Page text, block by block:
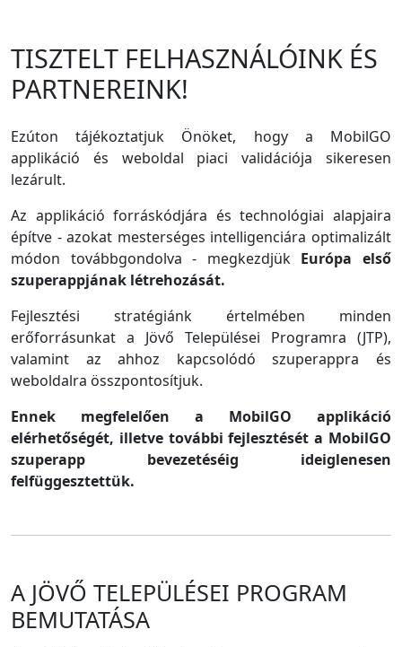
TISZTELT FELHASZNÁLÓINK ÉS
PARTNEREINK!
Ezúton tájékoztatjuk Önöket, hogy a MobilGO
applikáció és weboldal piaci validációja sikeresen
lezárult.
Az applikáció forráskódjára és technológiai alapjaira
építve - azokat mesterséges intelligenciára optimalizált
módon továbbgondolva - megkezdjük Európa első
szuperappjának létrehozását.
Fejlesztési stratégiánk értelmében minden
erőforrásunkat a Jövő Települései Programra (JTP),
valamint az ahhoz kapcsolódó szuperappra és
weboldalra összpontosítjuk.
Ennek megfelelően a MobilGO applikáció
elérhetőségét, illetve további fejlesztését a MobilGO
szuperapp bevezetéséig ideiglenesen
felfüggesztettük.
A JÖVŐ TELEPÜLÉSEI PROGRAM
BEMUTATÁSA